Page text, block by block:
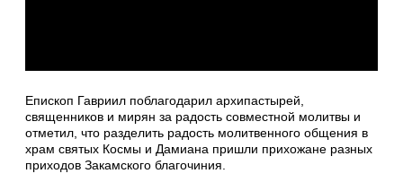
Епископ Гавриил поблагодарил архипастырей,
священников и мирян за радость совместной молитвы и
отметил, что разделить радость молитвенного общения в
храм святых Космы и Дамиана пришли прихожане разных
приходов Закамского благочиния.